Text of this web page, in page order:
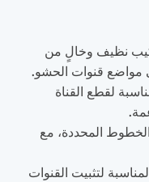
نظيف وخالٍ من
قنوات الحشو.
لقطع القناة
المحددة، مع
لتثبيت القنوات